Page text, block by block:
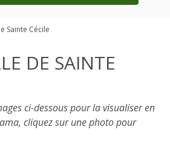
Sainte Cécile
DE SAINTE
ci-dessous pour la visualiser en
cliquez sur une photo pour